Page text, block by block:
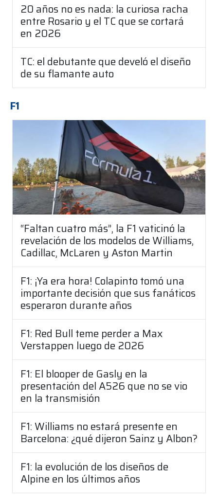
20 años no es nada: la curiosa racha
entre Rosario y el TC que se cortará
en 2026
TC: el debutante que develó el diseño
de su flamante auto
F1
“Faltan cuatro más”, la F1 vaticinó la
revelación de los modelos de Williams,
Cadillac, McLaren y Aston Martin
F1: ¡Ya era hora! Colapinto tomó una
importante decisión que sus fanáticos
esperaron durante años
F1: Red Bull teme perder a Max
Verstappen luego de 2026
F1: El blooper de Gasly en la
presentación del A526 que no se vio
en la transmisión
F1: Williams no estará presente en
Barcelona: ¿qué dijeron Sainz y Albon?
F1: la evolución de los diseños de
Alpine en los últimos años